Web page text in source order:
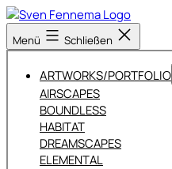
Zum
Inhalt
springen
Sven
Fennema
Menü Schließen
ARTWORKS/PORTFOLIO
AIRSCAPES
BOUNDLESS
HABITAT
DREAMSCAPES
ELEMENTAL